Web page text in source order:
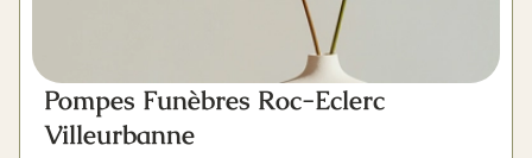
Pompes Funèbres Roc-Eclerc
Villeurbanne